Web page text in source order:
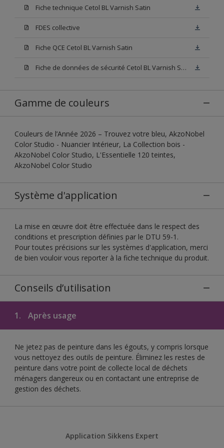
Fiche technique Cetol BL Varnish Satin
FDES collective
Fiche QCE Cetol BL Varnish Satin
Fiche de données de sécurité Cetol BL Varnish Satin Incolore
Gamme de couleurs
Couleurs de l’Année 2026 – Trouvez votre bleu, AkzoNobel
Color Studio - Nuancier Intérieur, La Collection bois -
AkzoNobel Color Studio, L'Essentielle 120 teintes,
AkzoNobel Color Studio
Système d'application
La mise en œuvre doit être effectuée dans le respect des
conditions et prescription définies par le DTU 59-1.
Pour toutes précisions sur les systèmes d'application, merci
de bien vouloir vous reporter à la fiche technique du produit.
Conseils d’utilisation
1. Après usage
Ne jetez pas de peinture dans les égouts, y compris lorsque
vous nettoyez des outils de peinture. Éliminez les restes de
peinture dans votre point de collecte local de déchets
ménagers dangereux ou en contactant une entreprise de
gestion des déchets.
Application Sikkens Expert